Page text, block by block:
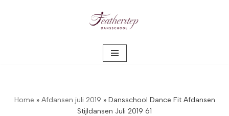
Home » Afdansen juli 2019 » Dansschool Dance Fit Afdansen
Stijldansen Juli 2019 61